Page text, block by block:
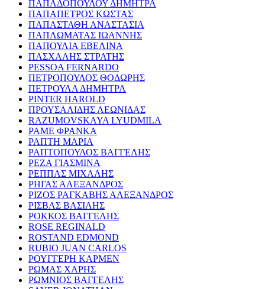
ΠΑΠΑΔΟΠΟΥΛΟΥ ΔΗΜΗΤΡΑ
ΠΑΠΑΠΕΤΡΟΣ ΚΩΣΤΑΣ
ΠΑΠΑΣΤΑΘΗ ΑΝΑΣΤΑΣΙΑ
ΠΑΠΛΩΜΑΤΑΣ ΙΩΑΝΝΗΣ
ΠΑΠΟΥΛΙΑ ΕΒΕΛΙΝΑ
ΠΑΣΧΑΛΗΣ ΣΤΡΑΤΗΣ
PESSOA FERNARDO
ΠΕΤΡΟΠΟΥΛΟΣ ΘΟΔΩΡΗΣ
ΠΕΤΡΟΥΛΑ ΔΗΜΗΤΡΑ
PINTER HAROLD
ΠΡΟΥΣΑΛΙΔΗΣ ΛΕΩΝΙΔΑΣ
RAZUMOVSKAYA LYUDMILA
ΡΑΜΕ ΦΡΑΝΚΑ
ΡΑΠΤΗ ΜΑΡΙΑ
ΡΑΠΤΟΠΟΥΛΟΣ ΒΑΓΓΕΛΗΣ
ΡΕΖΑ ΓΙΑΣΜΙΝΑ
ΡΕΠΠΑΣ ΜΙΧΑΛΗΣ
ΡΗΓΑΣ ΑΛΕΞΑΝΔΡΟΣ
ΡΙΖΟΣ ΡΑΓΚΑΒΗΣ ΑΛΕΞΑΝΔΡΟΣ
ΡΙΣΒΑΣ ΒΑΣΙΛΗΣ
ΡΟΚΚΟΣ ΒΑΓΓΕΛΗΣ
ROSE REGINALD
ROSTAND EDMOND
RUBIO JUAN CARLOS
ΡΟΥΓΓΕΡΗ ΚΑΡΜΕΝ
ΡΩΜΑΣ ΧΑΡΗΣ
ΡΩΜΝΙΟΣ ΒΑΓΓΕΛΗΣ